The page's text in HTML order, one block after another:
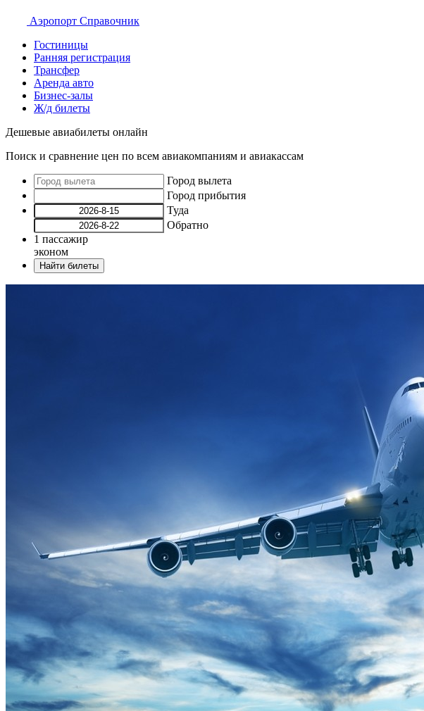
Аэропорт Справочник
Гостиницы
Ранняя регистрация
Трансфер
Аренда авто
Бизнес-залы
Ж/д билеты
Дешевые авиабилеты онлайн
Поиск и сравнение цен по всем авиакомпаниям и авиакассам
Город вылета
Город прибытия
Туда
Обратно
1 пассажир
эконом
Найти билеты